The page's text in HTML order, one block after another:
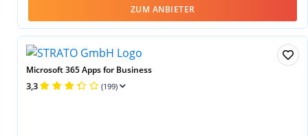
ZUM ANBIETER
Microsoft 365 Apps for Business
3,3 (199)